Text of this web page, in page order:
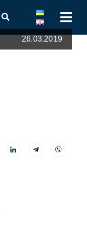
26.03.2019